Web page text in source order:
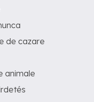
de cazare
animale